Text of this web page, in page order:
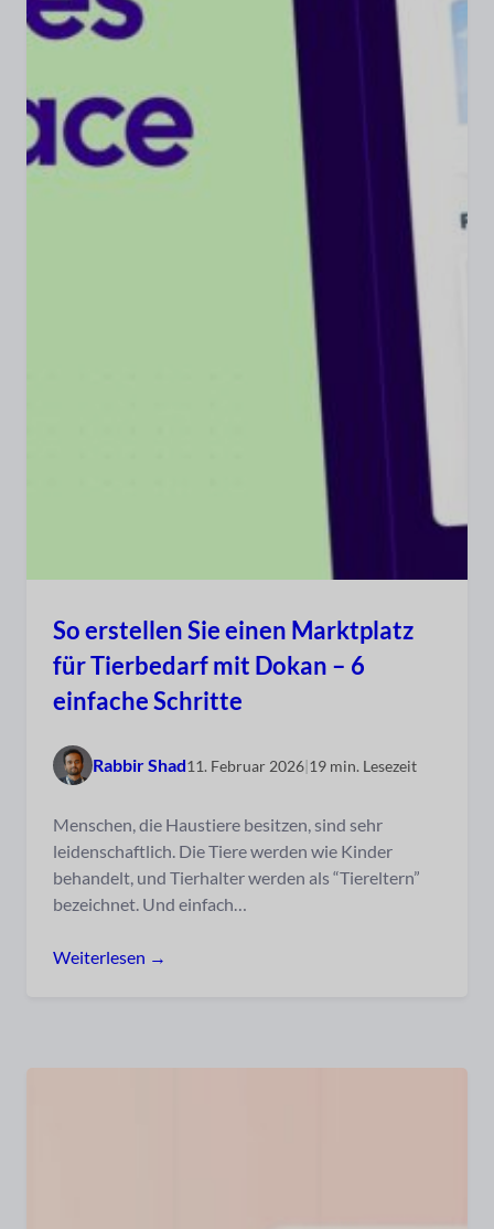
So erstellen Sie einen Marktplatz
für Tierbedarf mit Dokan – 6
einfache Schritte
Rabbir Shad11. Februar 2026|19 min. Lesezeit
Menschen, die Haustiere besitzen, sind sehr
leidenschaftlich. Die Tiere werden wie Kinder
behandelt, und Tierhalter werden als “Tiereltern”
bezeichnet. Und einfach…
Weiterlesen →